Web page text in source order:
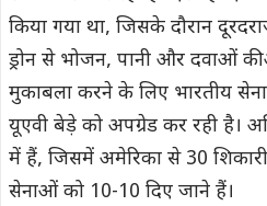
किया गया था, जिसके दौरान
ड्रोन से भोजन, पानी और दवाओं की
मुकाबला करने के लिए भारतीय
यूएवी बेड़े को अपग्रेड कर रही है।
में हैं, जिसमें अमेरिका से 30 शिकारी
सेनाओं को 10-10 दिए जाने हैं।